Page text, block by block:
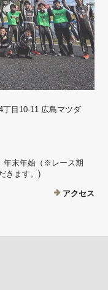
目10-11 広島マツダ
年末年始（※レース期
きます。)
アクセス